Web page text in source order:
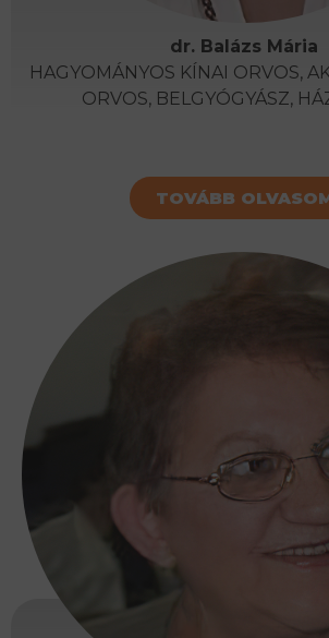
dr. Balázs Mária
HAGYOMÁNYOS KÍNAI ORVOS,
ORVOS, BELGYÓGYÁSZ,
TOVÁBB